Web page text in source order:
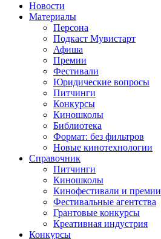
Новости
Материалы
Персона
Подкаст Мувистарт
Афиша
Премии
Фестивали
Юридические вопросы
Питчинги
Конкурсы
Киношколы
Библиотека
Формат: без фильтров
Новые кинотехнологии
Справочник
Питчинги
Киношколы
Кинофестивали и премии
Фестивальные агентства
Грантовые конкурсы
Креативная индустрия
Конкурсы